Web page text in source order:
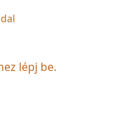
lépj be.